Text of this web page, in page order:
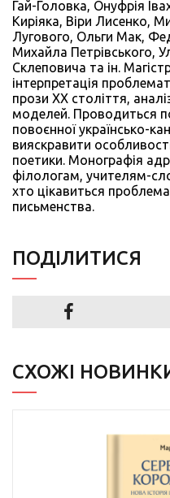
Гай-Головка, Онуфрія
Киріяка, Віри Лисенко,
Лугового, Ольги Мак,
Михайла Петрівського,
Склеповича та ін.
інтерпретація
прози ХХ століття,
моделей. Проводиться
повоєнної українсько-
вияскравити особливості
поетики. Монографія
філологам, учителям-
хто цікавиться
письменства.
ПОДIЛИТИСЯ
СХОЖІ